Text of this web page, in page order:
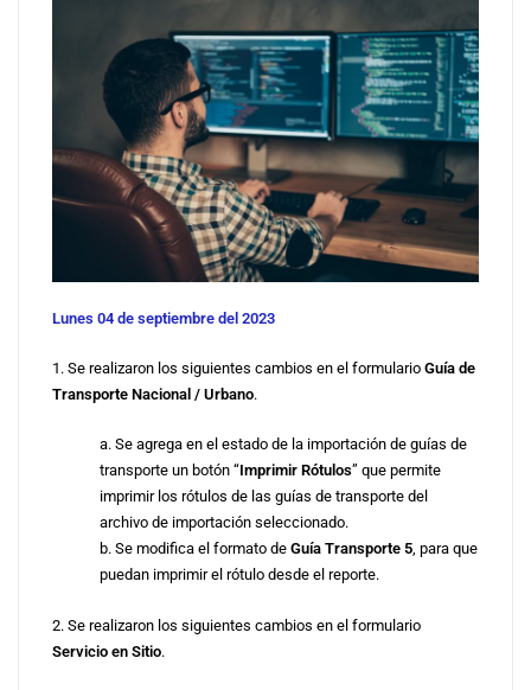
Lunes 04 de septiembre del 2023
1. Se realizaron los siguientes cambios en el formulario Guía de
Transporte Nacional / Urbano.
a. Se agrega en el estado de la importación de guías de
transporte un botón “Imprimir Rótulos” que permite
imprimir los rótulos de las guías de transporte del
archivo de importación seleccionado.
b. Se modifica el formato de Guía Transporte 5, para que
puedan imprimir el rótulo desde el reporte.
2. Se realizaron los siguientes cambios en el formulario
Servicio en Sitio.